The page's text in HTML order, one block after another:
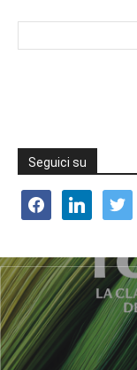
Seguici su
facebooklinkedin twitter